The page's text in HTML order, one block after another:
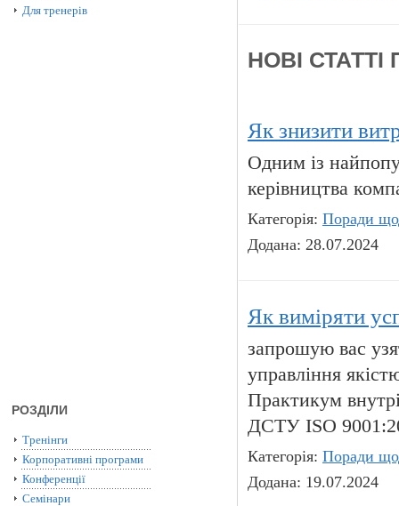
Для тренерів
РОЗДІЛИ
Тренінги
Корпоративні програми
Конференції
Семінари
НОВІ СТАТТІ
Як знизити
Одним із
керівництва
Категорія: Поради
Додана: 28.07.2024
Як виміряти
запрошую вас
управління
Практикум
ДСТУ ISO
Категорія: Поради
Додана: 19.07.2024